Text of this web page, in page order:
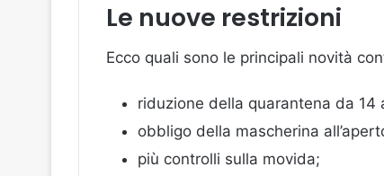
Le nuove restrizioni
Ecco quali sono le principali novità
riduzione della quarantena da 14
obbligo della mascherina
più controlli sulla movida;